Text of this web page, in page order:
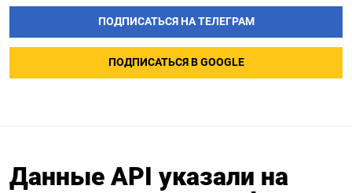
ПОДПИСАТЬСЯ НА ТЕЛЕГРАМ
ПОДПИСАТЬСЯ В GOOGLE
Данные API указали на